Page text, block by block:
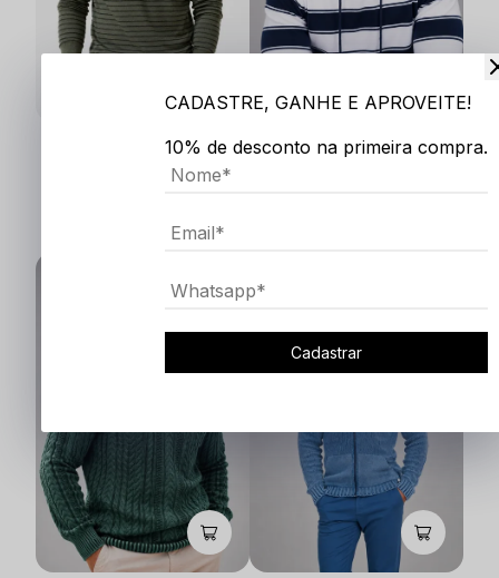
R$ 96,63
CADASTRE, GANHE E APROVEITE!
10% de desconto na primeira compra.
Cadastrar